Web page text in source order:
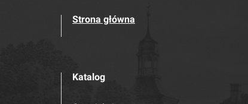
Strona główna
Katalog